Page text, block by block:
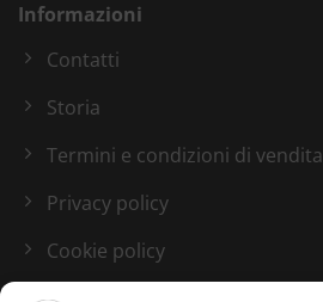
Informazioni
Contatti
Storia
Termini e condizioni di vendita
Privacy policy
Cookie policy